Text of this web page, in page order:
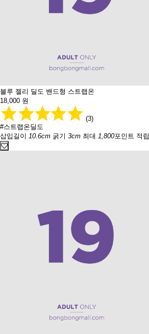
블루 젤리 딜도 밴드형 스트랩온
18,000 원
(3)
#스트랩온딜도
삽입길이 10.6cm 굵기 3cm 최대 1,800포인트 적립